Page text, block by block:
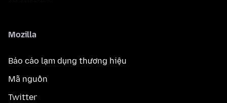
Mozilla
Báo cáo lạm dụng thương hiệu
Mã nguồn
Twitter